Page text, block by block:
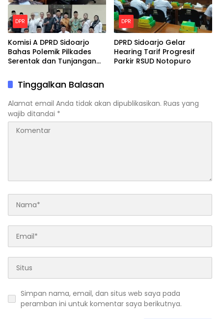
DPR
Komisi A DPRD Sidoarjo
Bahas Polemik Pilkades
Serentak dan Tunjangan
DPR
DPRD Sidoarjo Gelar
Hearing Tarif Progresif
Parkir RSUD Notopuro
Tinggalkan Balasan
Alamat email Anda tidak akan dipublikasikan. Ruas yang
wajib ditandai *
Simpan nama, email, dan situs web saya pada
peramban ini untuk komentar saya berikutnya.